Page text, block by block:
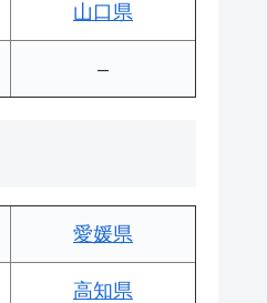
山口県
–
愛媛県
高知県